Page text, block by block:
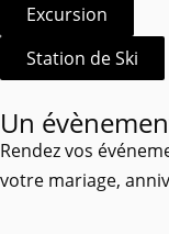
Excursion
Station de Ski
Un
Rendez vos
votre mariage,